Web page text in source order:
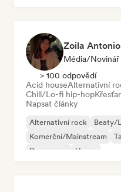
Zoila Antonio
Média/novinář
> 100 odpovědí
Acid houseAlternativní
Chill/Lo-fi hip-hop
Napsat články
Alternativní rock Beaty/
Komerční/Mainstream
Dream pop
House